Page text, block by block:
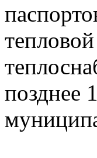
позднее